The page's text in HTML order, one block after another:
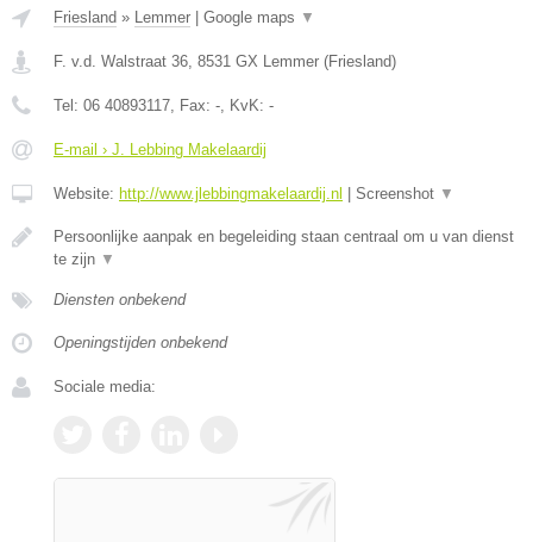
Friesland » Lemmer Google maps ▼
F. v.d. Walstraat 36 8531 GX Lemmer (Friesland)
Tel: 06 40893117 , Fax: - , KvK: -
E-mail › J. Lebbing Makelaardij
Website: http://www.jlebbingmakelaardij.nl Screenshot ▼
Persoonlijke aanpak en begeleiding staan centraal om u van dienst
te zijn ▼
Diensten onbekend
Openingstijden onbekend
Sociale media: